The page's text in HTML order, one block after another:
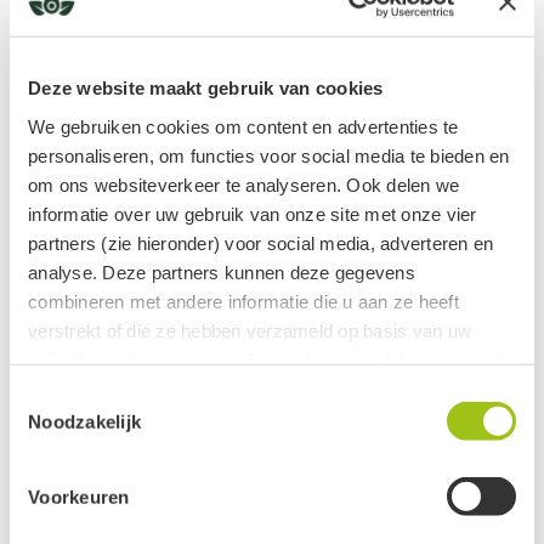
Deze website maakt gebruik van cookies
We gebruiken cookies om content en advertenties te
personaliseren, om functies voor social media te bieden en
om ons websiteverkeer te analyseren. Ook delen we
informatie over uw gebruik van onze site met onze vier
partners (zie hieronder) voor social media, adverteren en
analyse. Deze partners kunnen deze gegevens
combineren met andere informatie die u aan ze heeft
verstrekt of die ze hebben verzameld op basis van uw
Clerk
Noodzakelijk
Voorkeuren
Jaspis
Kattenoog
Kunziet
Kyaniet
Labradoriet